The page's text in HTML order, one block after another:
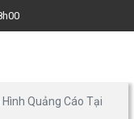
Quảng Cáo Tại